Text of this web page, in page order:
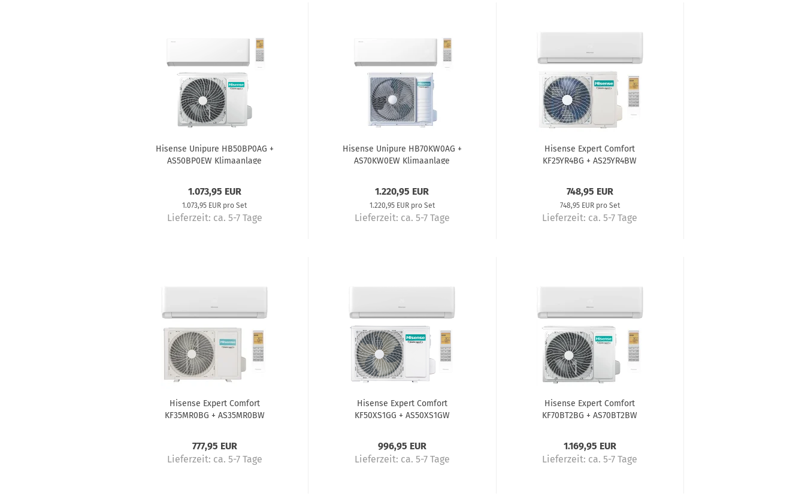
Hisense Unipure HB50BP0AG +
AS50BP0EW Klimaanlage
1.073,95 EUR
1.073,95 EUR pro Set
Lieferzeit: ca. 5-7 Tage
Hisense Unipure HB70KW0AG +
AS70KW0EW Klimaanlage
1.220,95 EUR
1.220,95 EUR pro Set
Lieferzeit: ca. 5-7 Tage
Hisense Expert Comfort
KF25YR4BG + AS25YR4BW
748,95 EUR
748,95 EUR pro Set
Lieferzeit: ca. 5-7 Tage
Hisense Expert Comfort
KF35MR0BG + AS35MR0BW
777,95 EUR
Lieferzeit: ca. 5-7 Tage
Hisense Expert Comfort
KF50XS1GG + AS50XS1GW
996,95 EUR
Lieferzeit: ca. 5-7 Tage
Hisense Expert Comfort
KF70BT2BG + AS70BT2BW
1.169,95 EUR
Lieferzeit: ca. 5-7 Tage